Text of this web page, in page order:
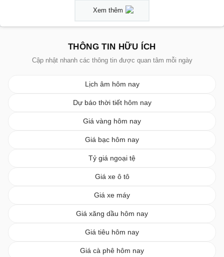
Xem thêm
THÔNG TIN HỮU ÍCH
Cập nhật nhanh các thông tin được quan tâm mỗi ngày
Lịch âm hôm nay
Dự báo thời tiết hôm nay
Giá vàng hôm nay
Giá bạc hôm nay
Tỷ giá ngoại tệ
Giá xe ô tô
Giá xe máy
Giá xăng dầu hôm nay
Giá tiêu hôm nay
Giá cà phê hôm nay